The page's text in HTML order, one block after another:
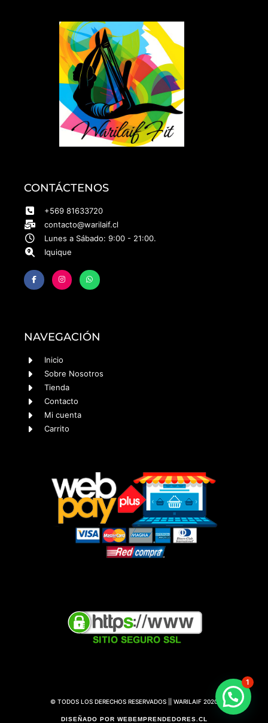
CONTÁCTENOS
+569 81633720
contacto@warilaif.cl
Lunes a Sábado: 9:00 - 21:00.
Iquique
NAVEGACIÓN
Inicio
Sobre Nosotros
Tienda
Contacto
Mi cuenta
Carrito
© TODOS LOS DERECHOS RESERVADOS || WARILAIF 2020
DISEÑADO POR WEBEMPRENDEDORES.CL
1